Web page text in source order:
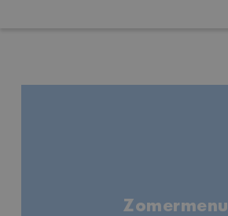
Zomermenu